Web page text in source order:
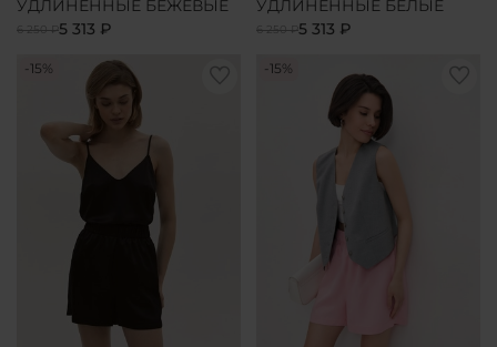
УДЛИНЕННЫЕ БЕЖЕВЫЕ
6 250 ₽5 313 ₽
УДЛИНЕННЫЕ БЕЛЫЕ
6 250 ₽5 313 ₽
-15% -15%